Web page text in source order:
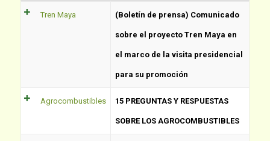
Tren Maya (Boletín de prensa) Comunicado
sobre el proyecto Tren Maya en
el marco de la visita presidencial
para su promoción
Agrocombustibles 15 PREGUNTAS Y RESPUESTAS
SOBRE LOS AGROCOMBUSTIBLES